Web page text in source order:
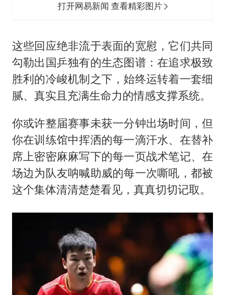
打开网易新闻 查看精彩图片
这些回应绝非流于表面的宽慰，它们共同
勾勒出国乒独有的生态图谱：在追求极致
胜利的冷峻机制之下，始终运转着一套细
腻、真实且充满生命力的情感支撑系统。
你或许整届赛事未获一分钟出场时间，但
你在训练馆中挥洒的每一滴汗水、在替补
席上密密麻麻写下的每一页战术笔记、在
场边为队友呐喊助威的每一次嘶吼，都被
这个集体清清楚楚看见，真真切切记取。